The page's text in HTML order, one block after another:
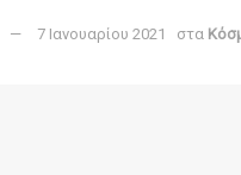
7 Ιανουαρίου 2021 στα